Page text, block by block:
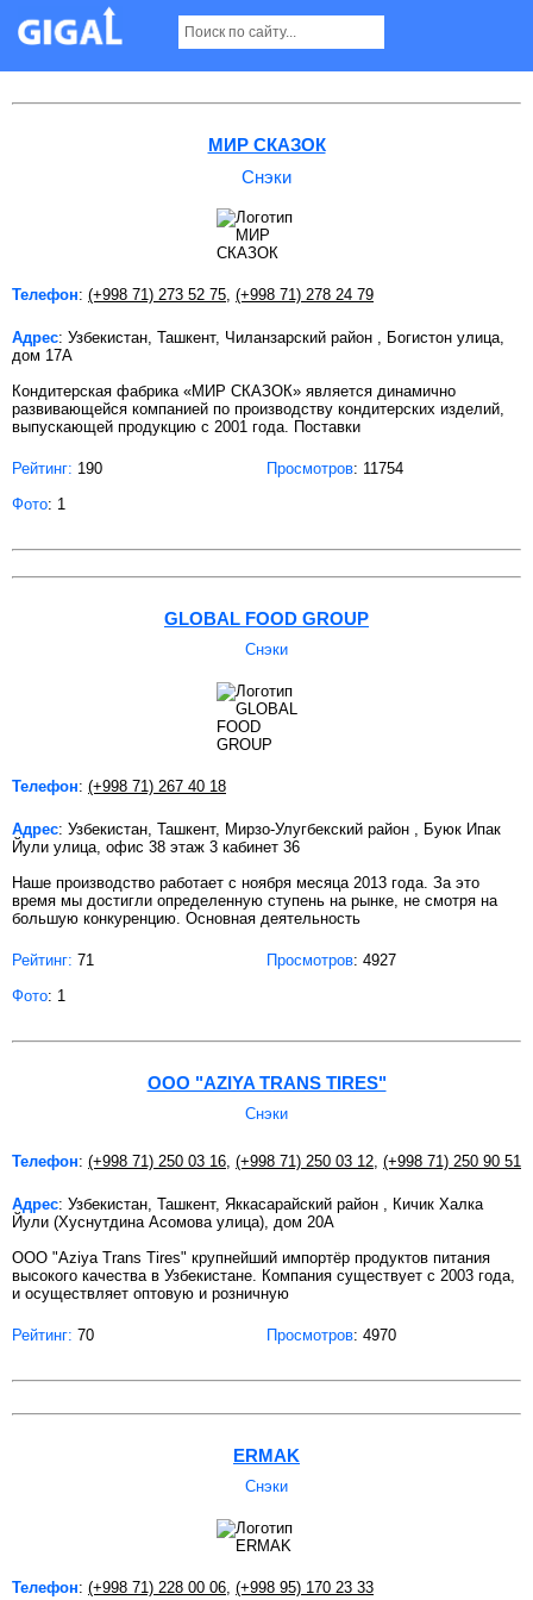
Снэки в Ташкенте
МИР СКАЗОК
Снэки
Телефон: (+998 71) 273 52 75 (+998 71) 278 24 79
Адрес: Узбекистан, Ташкент, Чиланзарский район , Богистон улица,
дом 17А
Кондитерская фабрика «МИР СКАЗОК» является динамично
развивающейся компанией по производству кондитерских изделий,
выпускающей продукцию с 2001 года. Поставки
Рейтинг: 190 Просмотров: 11754
Фото: 1
GLOBAL FOOD GROUP
Снэки
Телефон: (+998 71) 267 40 18
Адрес: Узбекистан, Ташкент, Мирзо-Улугбекский район , Буюк Ипак
Йули улица, офис 38 этаж 3 кабинет 36
Наше производство работает с ноября месяца 2013 года. За это
время мы достигли определенную ступень на рынке, не смотря на
большую конкуренцию. Основная деятельность
Рейтинг: 71 Просмотров: 4927
Фото: 1
OOO "AZIYA TRANS TIRES"
Снэки
Телефон: (+998 71) 250 03 16, (+998 71) 250 03 12, (+998 71) 250 90 51
Адрес: Узбекистан, Ташкент, Яккасарайский район , Кичик Халка
Йули (Хуснутдина Асомова улица), дом 20A
ООО "Aziya Trans Tires" крупнейший импортёр продуктов питания
высокого качества в Узбекистане. Компания существует с 2003 года,
и осуществляет оптовую и розничную
Рейтинг: 70 Просмотров: 4970
ERMAK
Снэки
Телефон: (+998 71) 228 00 06 (+998 95) 170 23 33